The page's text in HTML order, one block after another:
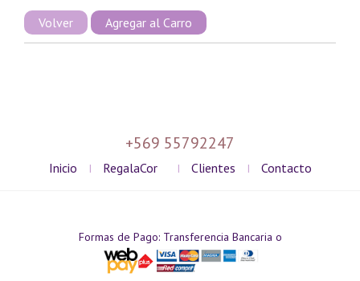
Volver
+569 55792247
Inicio I RegalaCor I Clientes I Contacto
Formas de Pago: Transferencia Bancaria o